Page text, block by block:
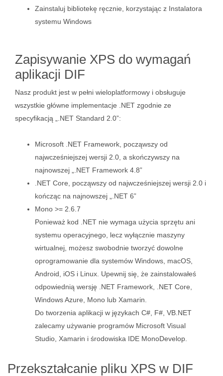
Zainstaluj bibliotekę ręcznie, korzystając z Instalatora
systemu Windows
Zapisywanie XPS do wymagań
aplikacji DIF
Nasz produkt jest w pełni wieloplatformowy i obsługuje
wszystkie główne implementacje .NET zgodnie ze
specyfikacją „.NET Standard 2.0”:
Microsoft .NET Framework, począwszy od
najwcześniejszej wersji 2.0, a skończywszy na
najnowszej „.NET Framework 4.8”
.NET Core, począwszy od najwcześniejszej wersji 2.0 i
kończąc na najnowszej „.NET 6”
Mono >= 2.6.7
Ponieważ kod .NET nie wymaga użycia sprzętu ani
systemu operacyjnego, lecz wyłącznie maszyny
wirtualnej, możesz swobodnie tworzyć dowolne
oprogramowanie dla systemów Windows, macOS,
Android, iOS i Linux. Upewnij się, że zainstalowałeś
odpowiednią wersję .NET Framework, .NET Core,
Windows Azure, Mono lub Xamarin.
Do tworzenia aplikacji w językach C#, F#, VB.NET
zalecamy używanie programów Microsoft Visual
Studio, Xamarin i środowiska IDE MonoDevelop.
Przekształcanie pliku XPS w DIF